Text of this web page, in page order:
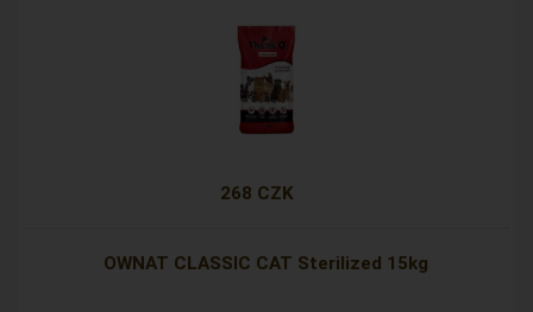
268 CZK
OWNAT CLASSIC CAT Sterilized 15kg